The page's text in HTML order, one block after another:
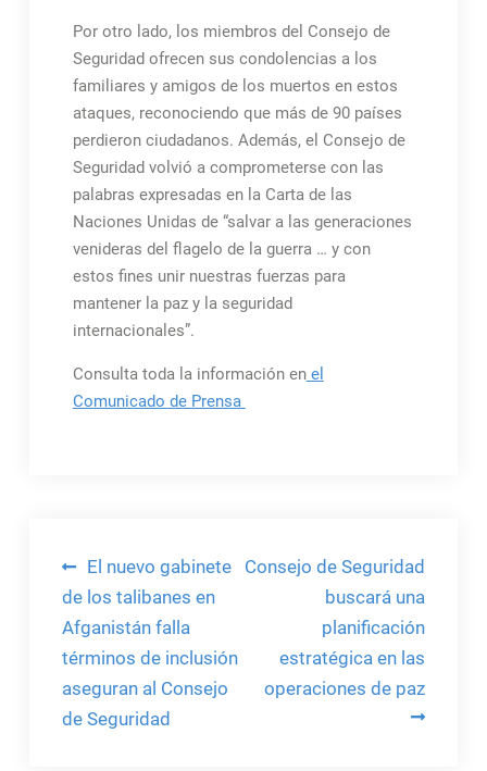
Por otro lado, los miembros del Consejo de
Seguridad ofrecen sus condolencias a los
familiares y amigos de los muertos en estos
ataques, reconociendo que más de 90 países
perdieron ciudadanos. Además, el Consejo de
Seguridad volvió a comprometerse con las
palabras expresadas en la Carta de las
Naciones Unidas de “salvar a las generaciones
venideras del flagelo de la guerra … y con
estos fines unir nuestras fuerzas para
mantener la paz y la seguridad
internacionales”.
Consulta toda la información enel
Comunicado de Prensa
Navegación
de
entradas
El nuevo gabinete
de los talibanes en
Afganistán falla
términos de inclusión
aseguran al Consejo
de Seguridad
Consejo de Seguridad
buscará una
planificación
estratégica en las
operaciones de paz